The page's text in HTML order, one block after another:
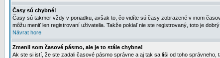
Časy sú chybné!
Časy sú takmer vždy v poriadku, avšak to, čo vidíte sú časy zobrazené v inom
môžu meniť len registrovaní uživatelia. Takže pokiaľ nie ste registrovaný, toto je
Návrat hore
Zmenil som časové pásmo, ale je to stále chybne!
Ak ste si istí, že ste zadali časové pásmo správne a aj tak sa líši od toho